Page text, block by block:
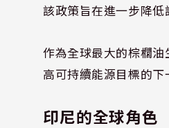
該政策旨在進一步降
作為全球最大的棕櫚
高可持續能源目標的下
印尼的全球角色